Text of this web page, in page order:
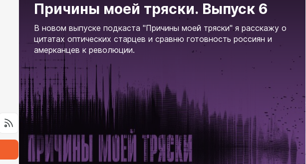
Причины моей тряски. Выпуск 6
В новом выпуске подкаста "Причины моей тряски" я расскажу о
цитатах оптических старцев и сравню готовность россиян и
амерканцев к революции.